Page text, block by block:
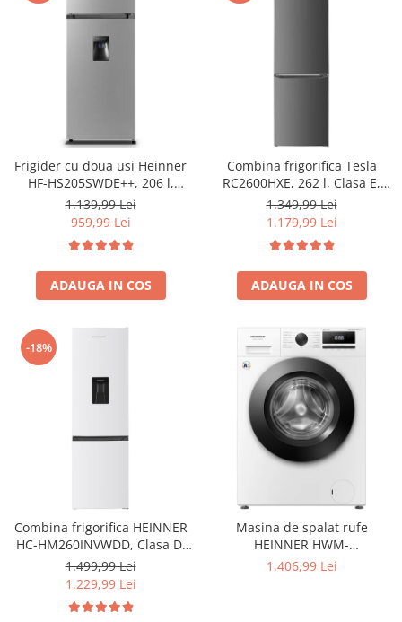
Frigider cu doua usi Heinner
HF-HS205SWDE++, 206 l,
Dozator de apa, Iluminare
LED, H 143.4 cm, Clasa E,
Argintiu
1.139,99 Lei
959,99 Lei
ADAUGA IN COS
Combina frigorifica Tesla
RC2600HXE, 262 l, Clasa E,
Iluminare LED, dezghetare
automata frigider, H 180 cm,
Inox
1.349,99 Lei
1.179,99 Lei
ADAUGA IN COS
-18%
Combina frigorifica HEINNER
HC-HM260INVWDD, Clasa D,
260L, Dozator apa, Control
electronic cu termostat
ajustabil, Lumina LED, Usa
reversibila, H 180 cm, Alb
1.499,99 Lei
1.229,99 Lei
Masina de spalat rufe
HEINNER HWM-
HME9014IVA10+++, 9 KG, 1400
1.406,99 Lei